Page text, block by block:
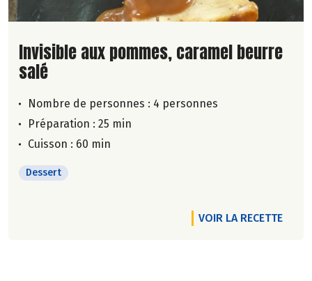
Lire la suite de la recette
Invisible aux pommes, caramel beurre
salé
Nombre de personnes : 4 personnes
Préparation : 25 min
Cuisson : 60 min
Dessert
VOIR LA RECETTE